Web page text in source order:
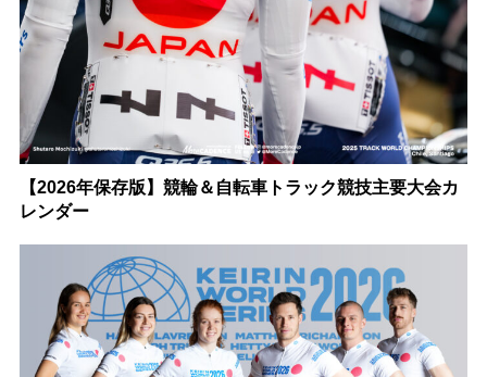
【2026年保存版】競輪＆自転車トラック競技主要大会カ
レンダー